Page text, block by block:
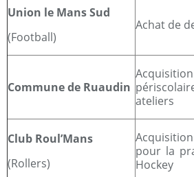
Union le Mans Sud
(Football)
Achat de
Commune de Ruaudin
ateliers
Club Roul’Mans
(Rollers)
pour la
Hockey